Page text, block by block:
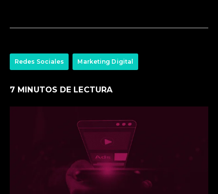
Redes Sociales Marketing Digital
7 MINUTOS DE LECTURA